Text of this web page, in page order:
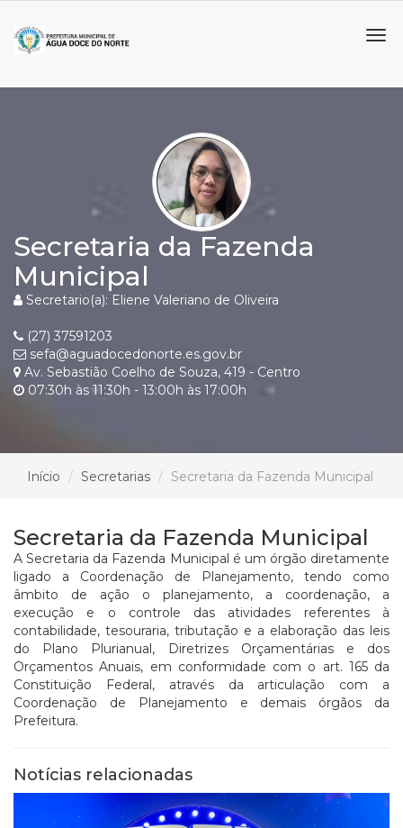
Secretaria da Fazenda
Municipal
Secretario(a): Eliene Valeriano de Oliveira
(27) 37591203
sefa@aguadocedonorte.es.gov.br
Av. Sebastião Coelho de Souza, 419 - Centro
07:30h às 11:30h - 13:00h às 17:00h
Início Secretarias Secretaria da Fazenda Municipal
Secretaria da Fazenda Municipal
A Secretaria da Fazenda Municipal é um órgão diretamente
ligado a Coordenação de Planejamento, tendo como
âmbito de ação o planejamento, a coordenação, a
execução e o controle das atividades referentes à
contabilidade, tesouraria, tributação e a elaboração das leis
do Plano Plurianual, Diretrizes Orçamentárias e dos
Orçamentos Anuais, em conformidade com o art. 165 da
Constituição Federal, através da articulação com a
Coordenação de Planejamento e demais órgãos da
Prefeitura.
Notícias relacionadas